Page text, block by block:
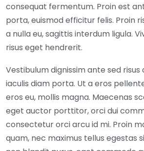
consequat fermentum. Proin est
porta, euismod efficitur felis. Proin
a nulla eu, sagittis interdum ligula.
risus eget hendrerit.
Vestibulum dignissim ante sed risus
iaculis diam porta. Ut a eros
eros eu, mollis magna. Maecenas
eget auctor porttitor, orci dui
consectetur orci arcu id mi. Proin
quam, nec maximus tellus egestas